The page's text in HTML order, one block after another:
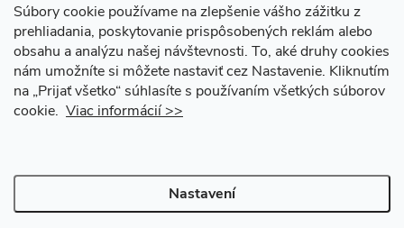
Súbory cookie používame na zlepšenie vášho zážitku z
prehliadania, poskytovanie prispôsobených reklám alebo
obsahu a analýzu našej návštevnosti. To, aké druhy cookies
nám umožníte si môžete nastaviť cez Nastavenie. Kliknutím
na „Prijať všetko“ súhlasíte s používaním všetkých súborov
cookie. Viac informácií >>
Nastavení
So : 9,oo - 12,oo | Ne : Zavřeno
Kontaktní formulář
Copyright 2026Život na kole. Všechna práva vyhrazena.Upravit